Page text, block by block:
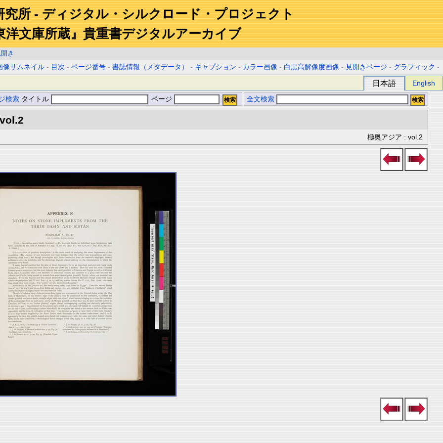
究所 - ディジタル・シルクロード・プロジェクト
洋文庫所蔵』貴重書デジタルアーカイブ
き
像サムネイル - 目次 -ページ番号 -書誌情報（メタデータ） - キャプション - カラー画像 - 白黒高解像度画像 - 見開きページ - グラフィック -
日本語 English
検索 タイトル ページ 全文検索
極奥アジア : vol.2